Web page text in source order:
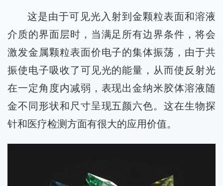
这是由于可见光入射到金颗粒表面和溶液
介质的界面层时，当满足所有边界条件，将会
激发金属颗粒表面价电子的集体振荡，由于共
振使电子吸收了可见光的能量，从而使反射光
在一定角度内减弱，表现出金纳米胶体溶液随
金不同形状和尺寸呈现五颜六色。这在生物探
针和医疗检测方面有很大的应用价值。